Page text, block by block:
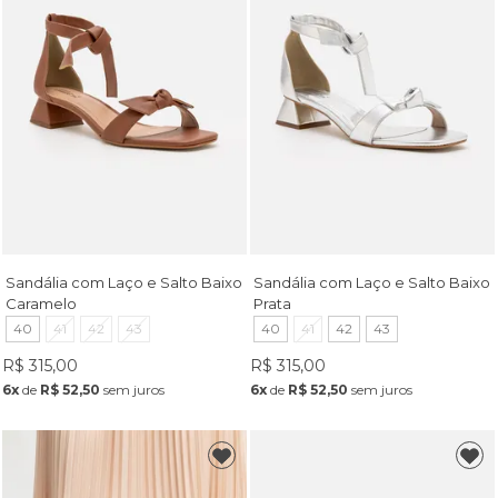
Sandália com Laço e Salto Baixo
Caramelo
40 41 42 43
R$ 315,00
6xde R$ 52,50 sem juros
Sandália com Laço e Salto Baixo
Prata
40 41 42 43
R$ 315,00
6x de R$ 52,50 sem juros